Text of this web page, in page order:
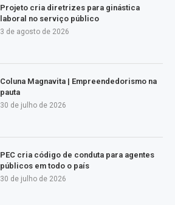
Projeto cria diretrizes para ginástica
laboral no serviço público
3 de agosto de 2026
Coluna Magnavita | Empreendedorismo na
pauta
30 de julho de 2026
PEC cria código de conduta para agentes
públicos em todo o país
30 de julho de 2026